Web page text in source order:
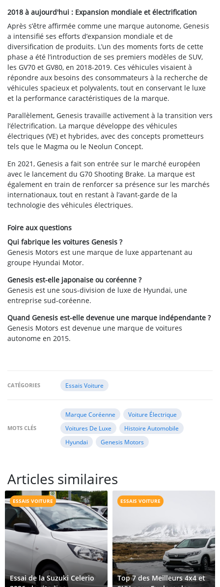
2018 à aujourd'hui : Expansion mondiale et électrification
Après s’être affirmée comme une marque autonome, Genesis
a intensifié ses efforts d’expansion mondiale et de
diversification de produits. L’un des moments forts de cette
phase a été l’introduction de ses premiers modèles de SUV,
les GV70 et GV80, en 2018-2019. Ces véhicules visaient à
répondre aux besoins des consommateurs à la recherche de
véhicules spacieux et polyvalents, tout en conservant le luxe
et la performance caractéristiques de la marque.
Parallèlement, Genesis travaille activement à la transition vers
l’électrification. La marque développe des véhicules
électriques (VE) et hybrides, avec des concepts prometteurs
tels que le Magma ou le Neolun Concept.
En 2021, Genesis a fait son entrée sur le marché européen
avec le lancement du G70 Shooting Brake. La marque est
également en train de renforcer sa présence sur les marchés
internationaux, tout en restant à l’avant-garde de la
technologie des véhicules électriques.
Foire aux questions
Qui fabrique les voitures Genesis ?
Genesis Motors est une marque de luxe appartenant au
groupe Hyundai Motor.
Genesis est-elle japonaise ou coréenne ?
Genesis est une sous-division de luxe de Hyundai, une
entreprise sud-coréenne.
Quand Genesis est-elle devenue une marque indépendante ?
Genesis Motors est devenue une marque de voitures
autonome en 2015.
CATÉGORIES Essais Voiture
MOTS CLÉS
Marque Coréenne
Voiture Électrique
Voitures De Luxe
Histoire Automobile
Hyundai
Genesis Motors
Articles similaires
ESSAIS VOITURE
Essai de la Suzuki Celerio
ESSAIS VOITURE
Top 7 des Meilleurs 4x4 et